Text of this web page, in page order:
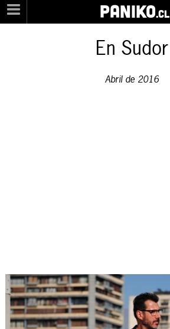
PANIKO.cl
En Sudor
Abril de 2016